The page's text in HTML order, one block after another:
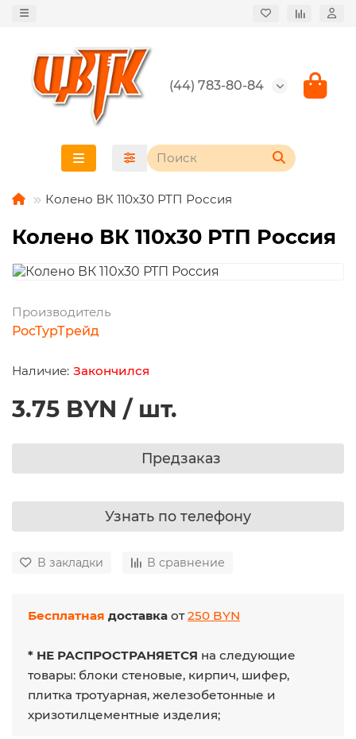
(44) 783-80-84
Колено ВК 110х30 РТП Россия
Колено ВК 110х30 РТП Россия
Производитель
РосТурТрейд
Закончился
3.75 BYN / шт.
Предзаказ
Узнать по телефону
В закладки В сравнение
Бесплатная доставка от250 BYN
* НЕ РАСПРОСТРАНЯЕТСЯ на следующие
товары: блоки стеновые, кирпич, шифер,
плитка тротуарная, железобетонные и
хризотилцементные изделия;